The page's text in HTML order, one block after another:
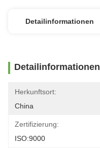
Detailinformationen
Detailinformationen
Herkunftsort:
China
Zertifizierung:
ISO:9000